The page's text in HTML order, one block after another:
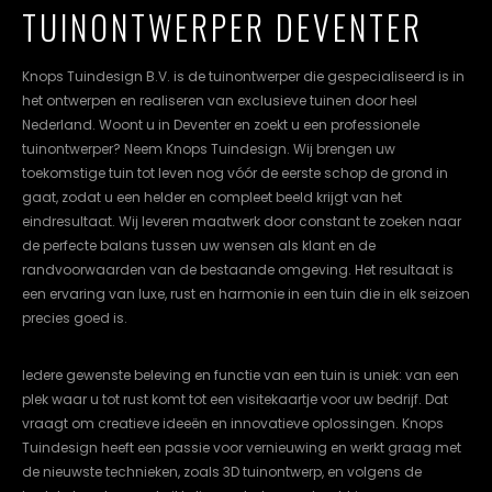
NL EN DE
TUINONTWERPER DEVENTER
Knops Tuindesign B.V. is de tuinontwerper die gespecialiseerd is in
het ontwerpen en realiseren van exclusieve tuinen door heel
Nederland. Woont u in Deventer en zoekt u een professionele
tuinontwerper? Neem Knops Tuindesign. Wij brengen uw
toekomstige tuin tot leven nog vóór de eerste schop de grond in
gaat, zodat u een helder en compleet beeld krijgt van het
eindresultaat. Wij leveren maatwerk door constant te zoeken naar
de perfecte balans tussen uw wensen als klant en de
randvoorwaarden van de bestaande omgeving. Het resultaat is
een ervaring van luxe, rust en harmonie in een tuin die in elk seizoen
precies goed is.
Iedere gewenste beleving en functie van een tuin is uniek: van een
plek waar u tot rust komt tot een visitekaartje voor uw bedrijf. Dat
vraagt om creatieve ideeën en innovatieve oplossingen. Knops
Tuindesign heeft een passie voor vernieuwing en werkt graag met
de nieuwste technieken, zoals 3D tuinontwerp, en volgens de
cookievoorkeuren
instellen.
COOKIE-
INSTELLINGEN
ALLES
AFWIJZEN
ALLE
COOKIES
ACCEPTEREN